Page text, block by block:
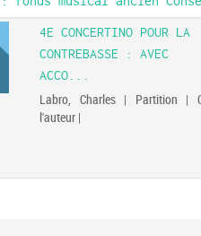
4E CONCERTINO POUR LA
CONTREBASSE : AVEC
ACCO...
Labro, Charles | Partition |
l'auteur |